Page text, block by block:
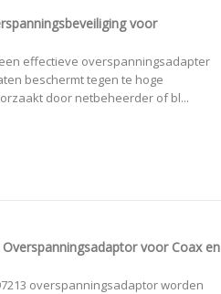
voor
een effectieve overspanningsadapter
beschermt tegen te hoge
door netbeheerder of bl...
voor Coax en
overspanningsadaptor worden